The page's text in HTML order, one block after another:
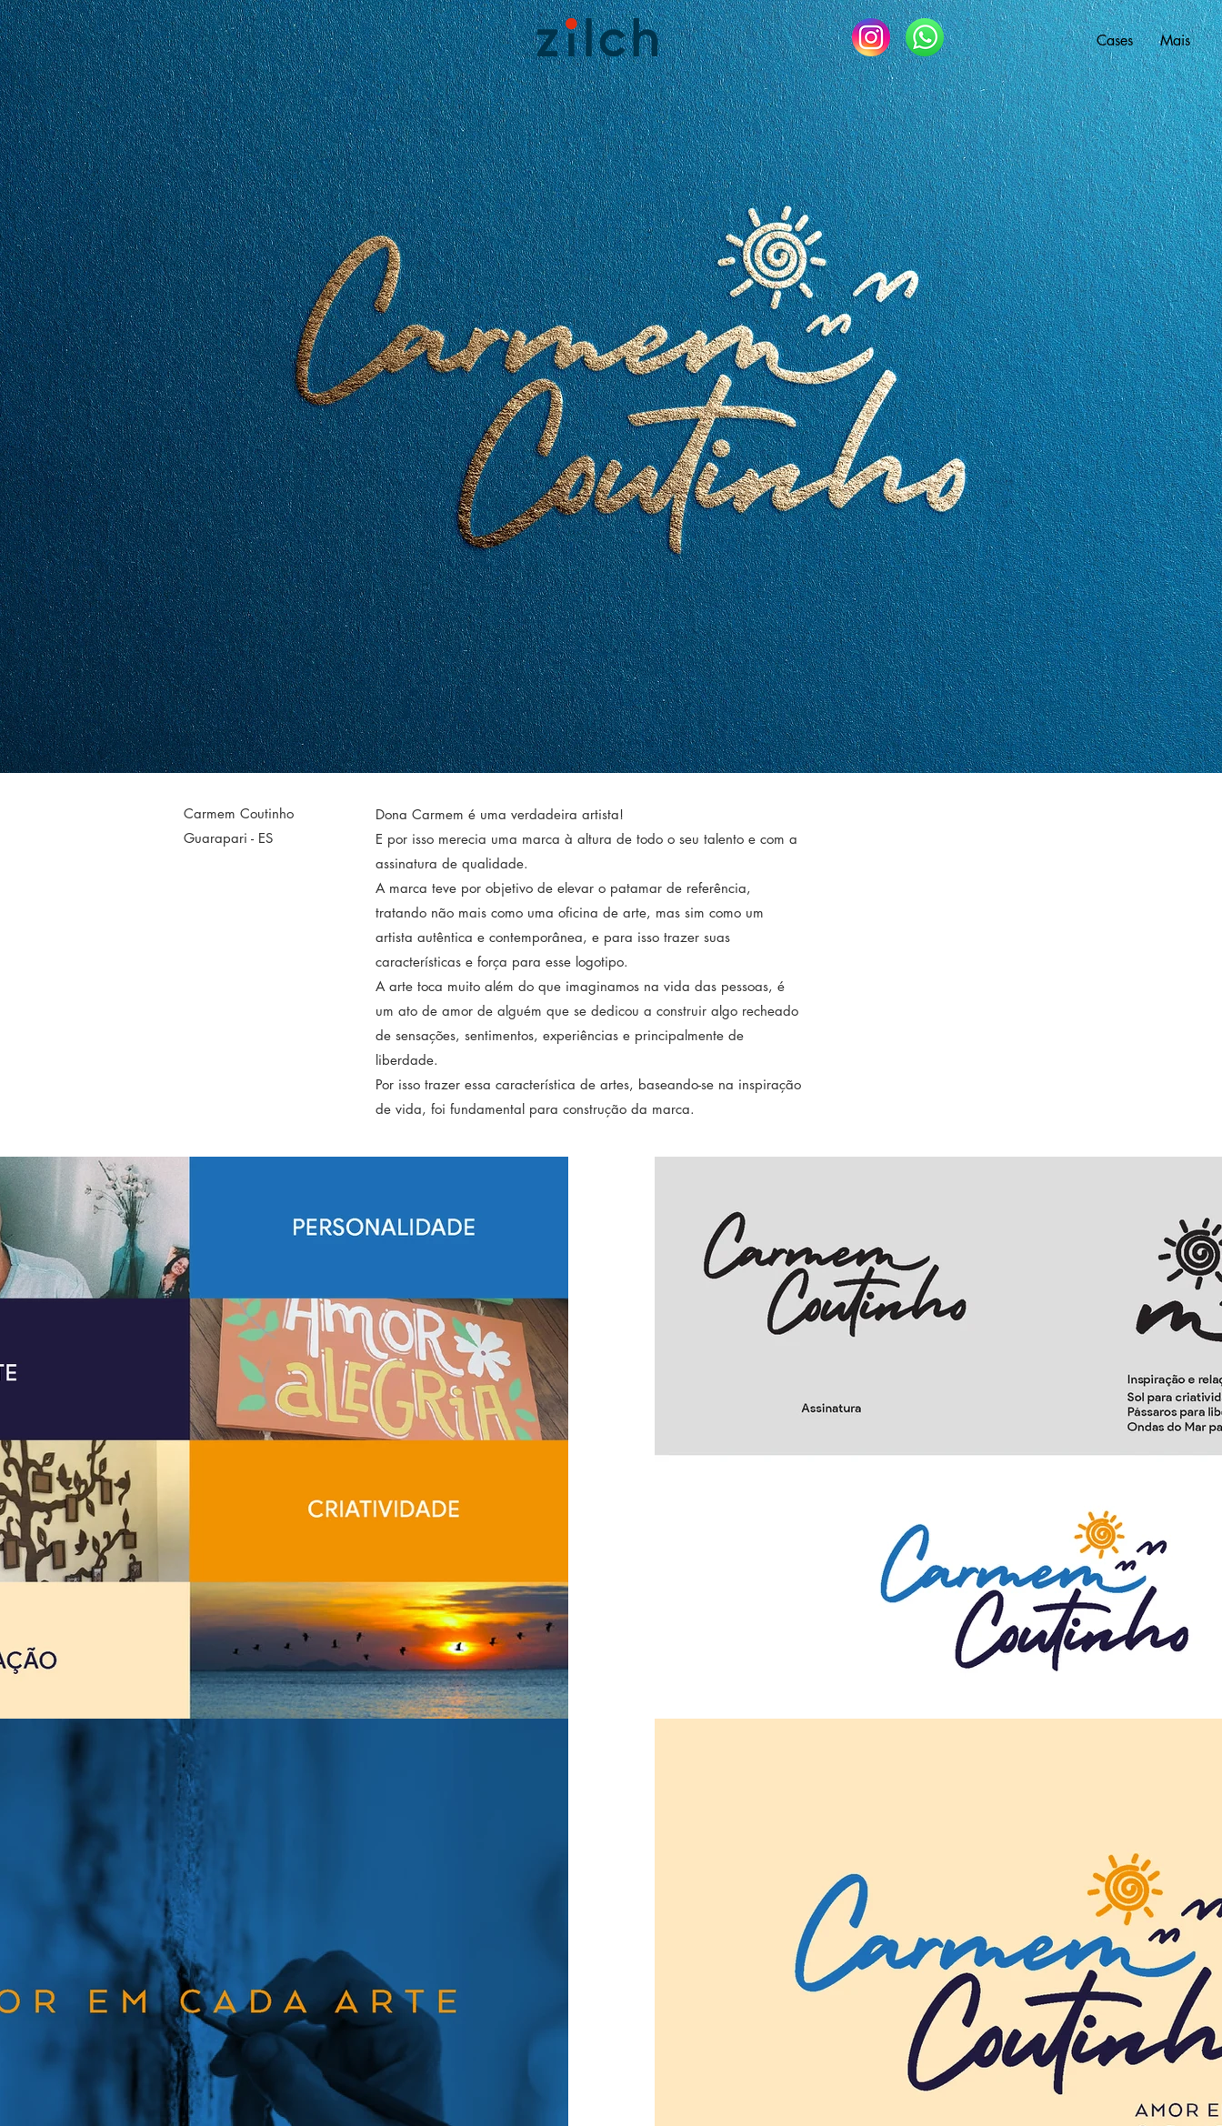
Cases Mais
Carmem Coutinho
Guarapari - ES
Dona Carmem é uma verdadeira artista!
E por isso merecia uma marca à altura de todo o seu talento e com a
assinatura de qualidade.
A marca teve por objetivo de elevar o patamar de referência,
tratando não mais como uma oficina de arte, mas sim como um
artista autêntica e contemporânea, e para isso trazer suas
características e força para esse logotipo.
A arte toca muito além do que imaginamos na vida das pessoas, é
um ato de amor de alguém que se dedicou a construir algo recheado
de sensações, sentimentos, experiências e principalmente de
liberdade.
Por isso trazer essa característica de artes, baseando-se na inspiração
de vida, foi fundamental para construção da marca.